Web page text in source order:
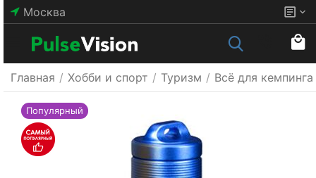
Москва
Главная / Хобби и спорт / Туризм / Всё для кемпинга
Популярный